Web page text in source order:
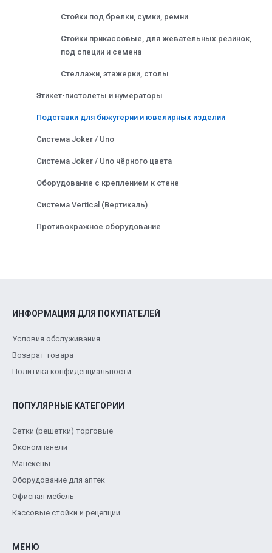
Стойки под брелки, сумки, ремни
Стойки прикассовые, для жевательных резинок,
под специи и семена
Стеллажи, этажерки, столы
Этикет-пистолеты и нумераторы
Подставки для бижутерии и ювелирных изделий
Система Joker / Uno
Система Joker / Uno чёрного цвета
Оборудование с креплением к стене
Система Vertical (Вертикаль)
Противокражное оборудование
ИНФОРМАЦИЯ ДЛЯ ПОКУПАТЕЛЕЙ
Условия обслуживания
Возврат товара
Политика конфиденциальности
ПОПУЛЯРНЫЕ КАТЕГОРИИ
Сетки (решетки) торговые
Экономпанели
Манекены
Оборудование для аптек
Офисная мебель
Кассовые стойки и рецепции
МЕНЮ